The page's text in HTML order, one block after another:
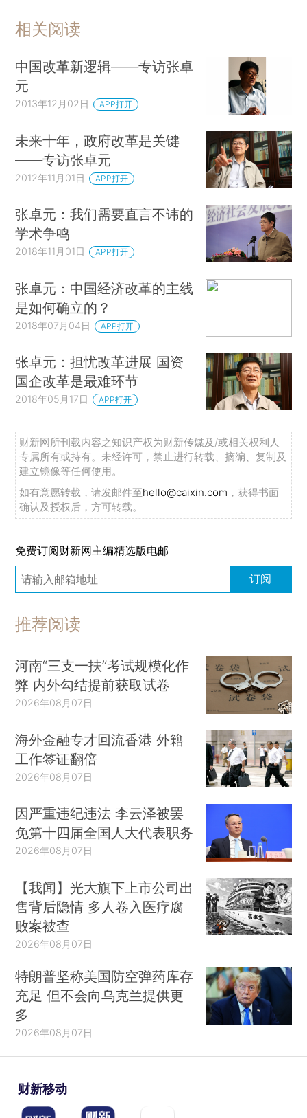
相关阅读
中国改革新逻辑——专访张卓
元
2013年12月02日 APP打开
未来十年，政府改革是关键
——专访张卓元
2012年11月01日 APP打开
张卓元：我们需要直言不讳的
学术争鸣
2018年11月01日 APP打开
张卓元：中国经济改革的主线
是如何确立的？
2018年07月04日 APP打开
张卓元：担忧改革进展 国资
国企改革是最难环节
2018年05月17日 APP打开
财新网所刊载内容之知识产权为财新传媒及/或相关权利人
专属所有或持有。未经许可，禁止进行转载、摘编、复制及
建立镜像等任何使用。
如有意愿转载，请发邮件至hello@caixin.com ，获得书面
确认及授权后，方可转载。
免费订阅财新网主编精选版电邮
订阅
推荐阅读
河南“三支一扶”考试规模化作
弊 内外勾结提前获取试卷
2026年08月07日
海外金融专才回流香港 外籍
工作签证翻倍
2026年08月07日
因严重违纪违法 李云泽被罢
免第十四届全国人大代表职务
2026年08月07日
【我闻】光大旗下上市公司出
售背后隐情 多人卷入医疗腐
败案被查
2026年08月07日
特朗普坚称美国防空弹药库存
充足 但不会向乌克兰提供更
多
2026年08月07日
财新移动